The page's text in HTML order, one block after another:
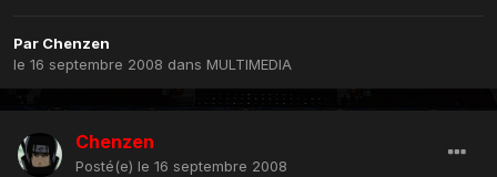
Par Chenzen
le 16 septembre 2008 dans MULTIMEDIA
Chenzen
Posté(e) le 16 septembre 2008